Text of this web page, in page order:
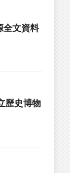
全文資料
歷史博物